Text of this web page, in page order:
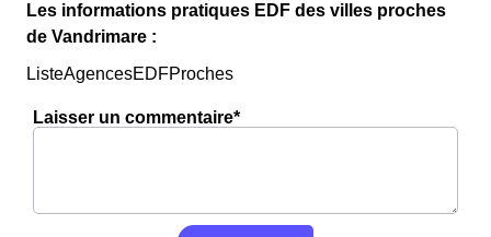
Les informations pratiques EDF des villes proches
de Vandrimare :
ListeAgencesEDFProches
Laisser un commentaire*